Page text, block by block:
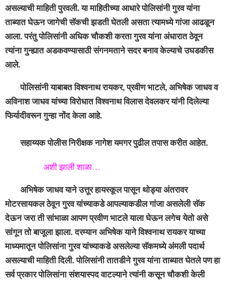
असल्याची माहिती पुरवली. या माहितीच्या आधारे पोलिसांनी गुरव यांना
ताब्यात घेऊन जागेची सॅकची झडती घेतली असता त्यामध्ये गांजा आढळून
आला. परंतु पोलिसांनी अधिक चौकशी करता गुरव यांना अंधारात ठेवून
त्यांना गुन्ह्यात अडकवण्यासाठी संगनमताने सदर बनाव केल्याचे उघडकीस
आले.
पोलिसांनी याबाबत विश्वनाथ रायकर, प्रवीण भाटले, अभिषेक जाधव व
अविनाश जाधव यांच्या विरोधात विश्वनाथ विलास देवलकर यांनी दिलेल्या
फिर्यादीवरून गुन्हा नोंद केला आहे.
सहाय्यक पोलीस निरीक्षक नागेश यमगर पुढील तपास करीत आहेत.
अशी झाली शाळा…
अभिषेक जाधव याने उत्तूर हायस्कूल पासून थोड्या अंतरावर
मोटरसायकल ठेवून गुरव यांच्याकडे आपल्याकडील गांजा असलेली सॅक
देऊन जरा ती सांभाळा आपण प्रवीण भाटले याला घेऊन लगेच येतो असे
सांगून तो बाजूला झाला. दरम्यान अभिषेक याने विश्वनाथ रायकर याच्या
माध्यमातून पोलिसांना गुरव यांच्याकडे असलेल्या सॅकमध्ये अंमली पदार्थ
असल्याची माहिती दिली. पोलिसांनी तातडीने गुरव यांना ताब्यात घेतले पण हा
सर्व प्रकार पोलिसांना संशयास्पद वाटल्याने त्यांनी कसून चौकशी केली